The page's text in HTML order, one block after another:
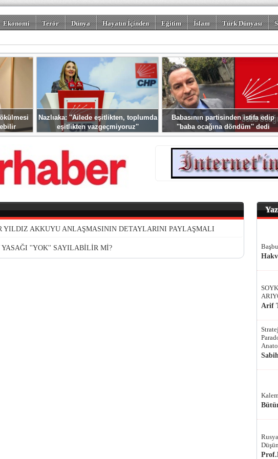
Ekonomi Terör Dünya Hayatın İçinden Eğitim İslam Türk Dünyası
Nazlıaka: ''Ailede eşitlikten, toplumda
eşitlikten vazgeçmiyoruz''
Babasının partisinden istifa edip
''baba ocağına döndüm'' dedi
YILDIZ AKKUYU ANLAŞMASININ DETAYLARINI PAYLAŞMALI
YASAĞI ''YOK'' SAYILABİLİR Mİ?
Arif